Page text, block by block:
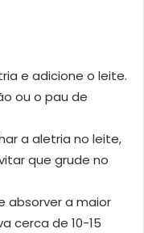
e adicione o leite.
ou o pau de
a aletria no leite,
que grude no
absorver a maior
cerca de 10-15